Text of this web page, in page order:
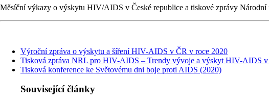
Měsíční výkazy o výskytu HIV/AIDS v České republice a tiskové zprávy
Výroční zpráva o výskytu a šíření HIV-AIDS v ČR v roce 2020
Tisková zpráva NRL pro HIV-AIDS – Trendy vývoje a výskyt HIV-AIDS v
Tisková konference ke Světovému dni boje proti AIDS (2020)
Související články